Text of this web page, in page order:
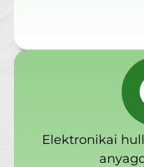
Elektronikai